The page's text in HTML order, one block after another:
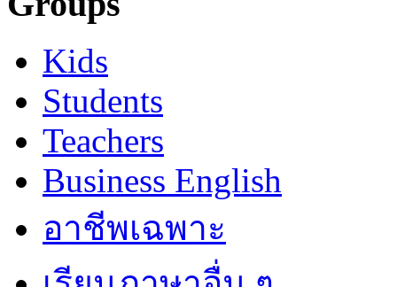
Kids
Students
Teachers
Business English
อาชีพเฉพาะ